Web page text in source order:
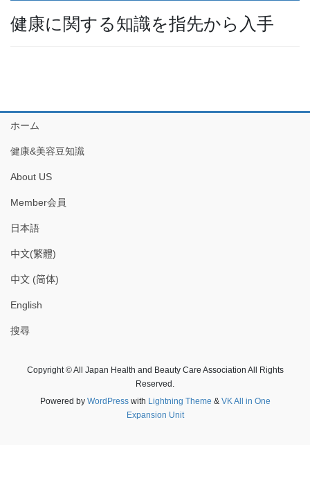
健康に関する知識を指先から入手
ホーム
健康&美容豆知識
About US
Member会員
日本語
中文(繁體)
中文 (简体)
English
搜尋
Copyright © All Japan Health and Beauty Care Association All Rights
Reserved.
Powered by WordPresswith Lightning Theme & VK All in One
Expansion Unit